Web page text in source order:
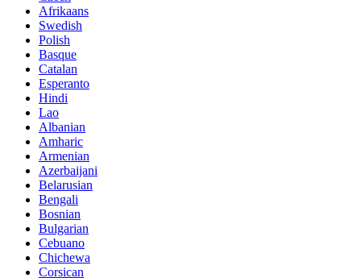
Afrikaans
Swedish
Polish
Basque
Catalan
Esperanto
Hindi
Lao
Albanian
Amharic
Armenian
Azerbaijani
Belarusian
Bengali
Bosnian
Bulgarian
Cebuano
Chichewa
Corsican